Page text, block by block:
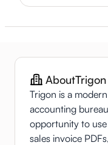
AboutTrigon
Trigon is a
accounting
opportunity to
sales invoice